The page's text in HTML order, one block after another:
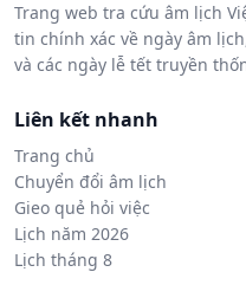
Trang web tra cứu âm lịch
tin chính xác về ngày âm
và các ngày lễ tết truyền
Liên kết nhanh
Trang chủ
Chuyển đổi âm lịch
Gieo quẻ hỏi việc
Lịch năm 2026
Lịch tháng 8